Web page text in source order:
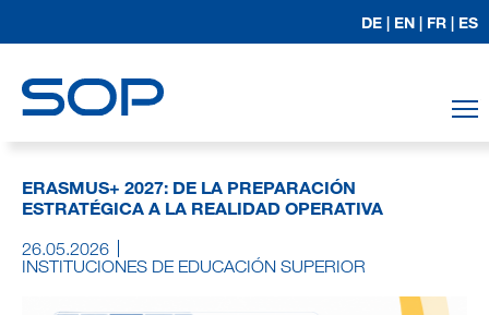
DE | EN | FR | ES
ERASMUS+ 2027: DE LA PREPARACIÓN
ESTRATÉGICA A LA REALIDAD OPERATIVA
26.05.2026
INSTITUCIONES DE EDUCACIÓN SUPERIOR